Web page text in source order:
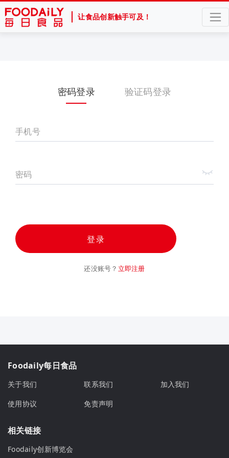
让食品创新触手可及！
密码登录 验证码登录
手机号
密码
登录
还没账号？ 立即注册
Foodaily每日食品
关于我们 联系我们
加入我们
使用协议
免责声明
相关链接
Foodaily创新博览会